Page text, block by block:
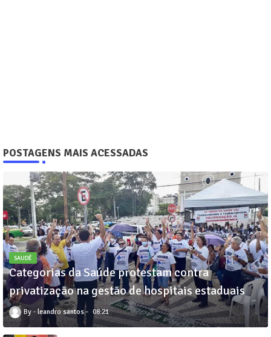
POSTAGENS MAIS ACESSADAS
SAUDÊ
Categorias da Saúde protestam contra
privatização na gestão de hospitais estaduais
leandro santos 08:21